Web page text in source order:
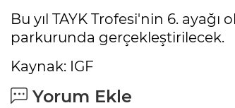
Bu yıl TAYK Trofesi'nin 6.
parkurunda gerçekleştirilecek.
Kaynak: IGF
Yorum Ekle